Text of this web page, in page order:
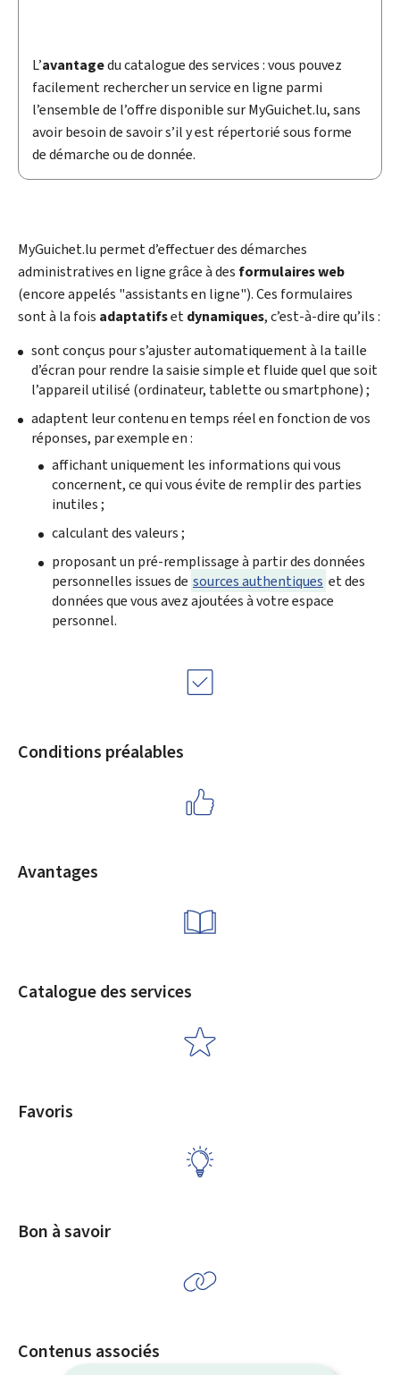
L’avantagedu catalogue des services : vous pouvez
facilement rechercher un service en ligne parmi
l’ensemble de l’offre disponible surMyGuichet.lu, sans
avoir besoin de savoir s’il y est répertorié sous forme
de démarche ou de donnée.
MyGuichet.lu permet d’effectuer des démarches
administratives en ligne grâce à des formulaires web
(encore appelés "assistants en ligne"). Ces formulaires
sont à la fois adaptatifsetdynamiques, c’est-à-dire qu’ils :
sont conçus pour s’ajuster automatiquement à la taille
d’écran pour rendre la saisie simple et fluide quel que soit
l’appareil utilisé (ordinateur, tablette ou smartphone) ;
adaptent leur contenu en temps réel en fonction de vos
réponses, par exemple en :
affichant uniquement les informations qui vous
concernent, ce qui vous évite de remplir des parties
inutiles ;
calculant des valeurs ;
proposant un pré-remplissage à partir des données
personnelles issues de sources authentiques et des
données que vous avez ajoutées à votre espace
personnel.
Conditions préalables
Avantages
Catalogue des services
Favoris
Bon à savoir
Contenus associés